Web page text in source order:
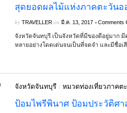
สุดยอดผลไม้แห่งภาคตะวันอ
by TRAVELLER on มี.ค. 13, 2017 •Comments
จังหวัดจันทบุรี เป็นจังหวัดที่มีของดีอยู่มาก
หลายอย่างโดดเด่นจนเป็นที่จดจำ และมีชื่อเ
จังหวัดจันทบุรี / หมวดท่องเที่ยวภาคต
ป้อมไพรีพินาศ ป้อมประวัติศ